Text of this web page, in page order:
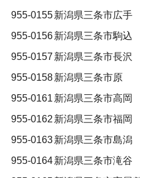
955-0155新潟県三条市広手
955-0156新潟県三条市駒込
955-0157 新潟県三条市長沢
955-0158新潟県三条市原
955-0161 新潟県三条市高岡
955-0162 新潟県三条市福岡
955-0163新潟県三条市島潟
955-0164新潟県三条市滝谷